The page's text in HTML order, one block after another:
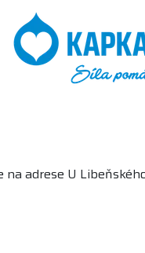
adrese U